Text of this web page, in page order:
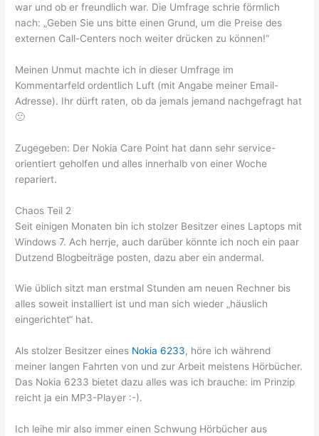
war und ob er freundlich war. Die Umfrage schrie förmlich
nach: „Geben Sie uns bitte einen Grund, um die Preise des
externen Call-Centers noch weiter drücken zu können!“
Meinen Unmut machte ich in dieser Umfrage im
Kommentarfeld ordentlich Luft (mit Angabe meiner Email-
Adresse). Ihr dürft raten, ob da jemals jemand nachgefragt hat
🙁
Zugegeben: Der Nokia Care Point hat dann sehr service-
orientiert geholfen und alles innerhalb von einer Woche
repariert.
Chaos Teil 2
Seit einigen Monaten bin ich stolzer Besitzer eines Laptops mit
Windows 7. Ach herrje, auch darüber könnte ich noch ein paar
Dutzend Blogbeiträge posten, dazu aber ein andermal.
Wie üblich sitzt man erstmal Stunden am neuen Rechner bis
alles soweit installiert ist und man sich wieder „häuslich
eingerichtet“ hat.
Als stolzer Besitzer eines Nokia 6233, höre ich während
meiner langen Fahrten von und zur Arbeit meistens Hörbücher.
Das Nokia 6233 bietet dazu alles was ich brauche: im Prinzip
reicht ja ein MP3-Player :-).
Ich leihe mir also immer einen Schwung Hörbücher aus